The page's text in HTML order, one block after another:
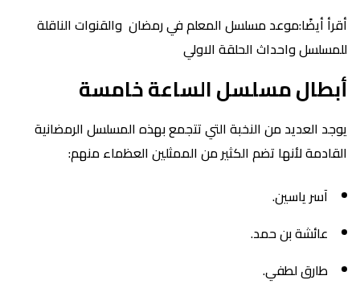
أقرأ أيضًا:موعد مسلسل المعلم في رمضان والقنوات الناقلة
للمسلسل واحداث الحلقة الاولي
أبطال مسلسل الساعة خامسة
يوجد العديد من النخبة التي تتجمع بهذه المسلسل الرمضانية
القادمة لأنها تضم الكثير من الممثلين العظماء منهم:
آسر ياسين.
عائشة بن حمد.
طارق لطفي.